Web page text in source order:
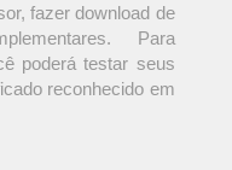
fazer download de
Para
poderá testar seus
reconhecido em